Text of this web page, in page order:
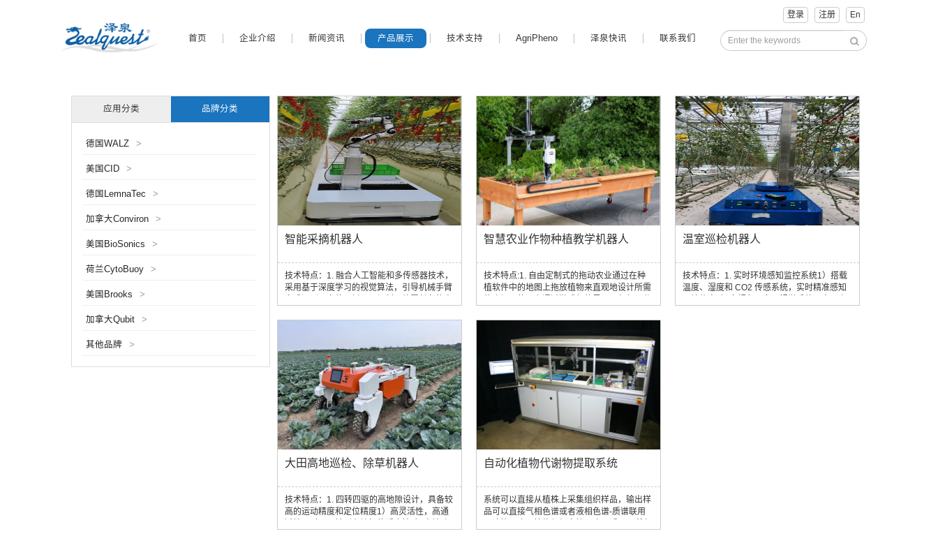
登录 注册 En
首页 企业介绍 新闻资讯 产品展示 技术支持 AgriPheno 泽泉快讯 联系我们
应用分类 品牌分类
德国WALZ >
美国CID >
德国LemnaTec >
加拿大Conviron >
美国BioSonics >
荷兰CytoBuoy >
美国Brooks >
加拿大Qubit >
其他品牌 >
智能采摘机器人
技术特点：1. 融合人工智能和多传感器技术，
采用基于深度学习的视觉算法，引导机械手臂
软体夹具对多种果蔬能够进行采摘3. 采摘需要
室解决方案4. 果实精准采收1）立体视觉精准
判别可采摘番茄果实的大小、颜色、形状、成
熟度和采摘位置定位2）轻巧型7自由度机械
臂，轻松完成路径规划、采摘和放篮多个任
务...
智慧农业作物种植教学机器人
技术特点:1. 自由定制式的拖动农业通过在种
植软件中的地图上拖放植物来直观地设计所需
作物在栽种后可自动进行间隔和种植调控2. 栽
培方案针对特定作物，可建立一个完整的方案
来护理其完整的生命周期。通过在植物不同的
成长时间段给它设置相应的程序去控制机器人
帮助其生长。因为方案是可以被重复使用的，
这样就可以在再次植物节省你的时间和精力
温室巡检机器人
技术特点：1. 实时环境感知监控系统1）搭载
温度、湿度和 CO2 传感系统，实时精准感知
大田高地巡检、除草机器人
技术特点：1. 四转四驱的高地隙设计，具备较
高的运动精度和定位精度1）高灵活性，高通
自动化植物代谢物提取系统
系统可以直接从植株上采集组织样品，输出样
品可以直接气相色谱或者液相色谱-质谱联用